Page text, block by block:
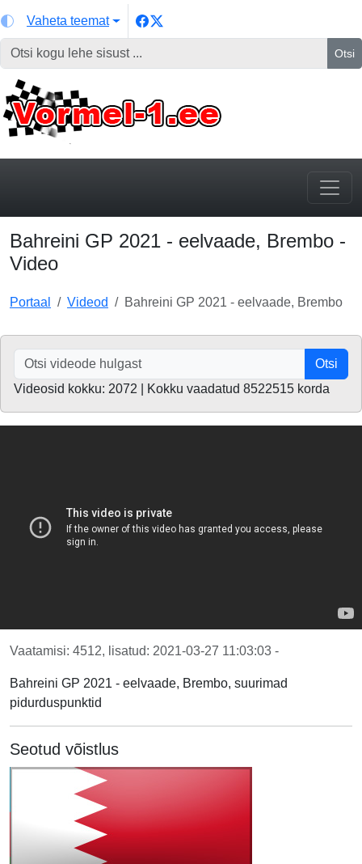
Vaheta teemat
Otsi
Bahreini GP 2021 - eelvaade, Brembo -
Video
Portaal Videod Bahreini GP 2021 - eelvaade, Brembo
Otsi
Videosid kokku: 2072 | Kokku vaadatud 8522515 korda
Vaatamisi: 4512, lisatud: 2021-03-27 11:03:03 -
Bahreini GP 2021 - eelvaade, Brembo, suurimad
pidurduspunktid
Seotud võistlus